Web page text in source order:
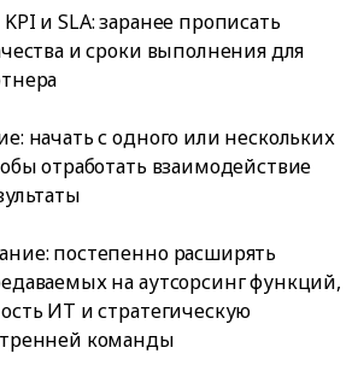
и SLA: заранее прописать
и сроки выполнения для
начать с одного или нескольких
отработать взаимодействие
постепенно расширять
на аутсорсинг функций,
ИТ и стратегическую
команды